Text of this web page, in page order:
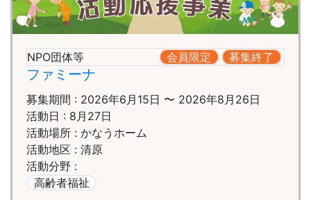
NPO団体等 会員限定 募集終了
ファミーナ
募集期間 : 2026年6月15日 〜 2026年8月26日
活動日 : 8月27日
活動場所 : かなうホーム
活動地区 : 清原
活動分野 :
高齢者福祉